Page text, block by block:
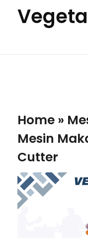
Home »
Mesin
Cutter